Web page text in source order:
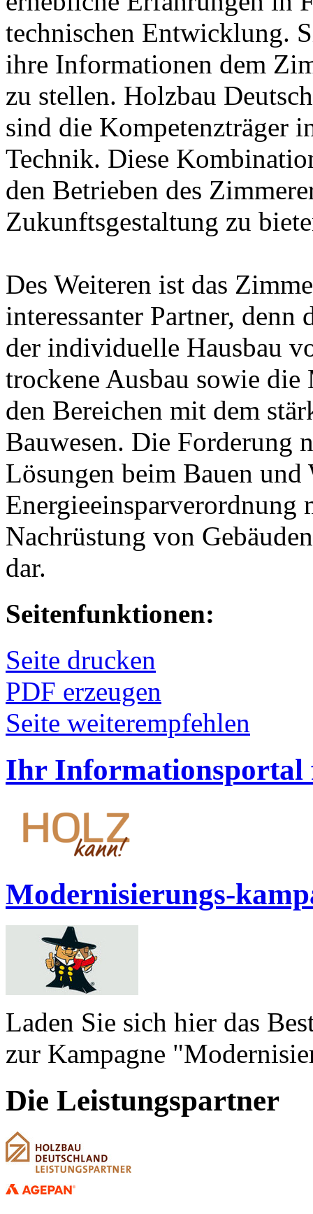
technischen Entwicklung.
ihre Informationen dem
zu stellen. Holzbau
sind die Kompetenzträger
Technik. Diese
den Betrieben des
Zukunftsgestaltung zu
Des Weiteren ist das
interessanter Partner, denn
der individuelle Hausbau
trockene Ausbau sowie
den Bereichen mit dem
Bauwesen. Die Forderung
Lösungen beim Bauen und
Energieeinsparverordnung
Nachrüstung von
dar.
Seitenfunktionen:
Seite drucken
PDF erzeugen
Seite weiterempfehlen
Ihr Informationsportal
Modernisierungs-
Laden Sie sich hier das
zur Kampagne
Die Leistungspartner